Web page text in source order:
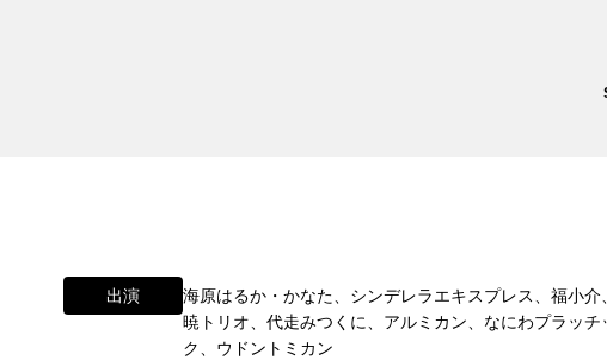
出演
海原はるか・かなた、シンデレラエキスプレス、福小介、
暁トリオ、代走みつくに、アルミカン、なにわプラッチ
ク、ウドントミカン